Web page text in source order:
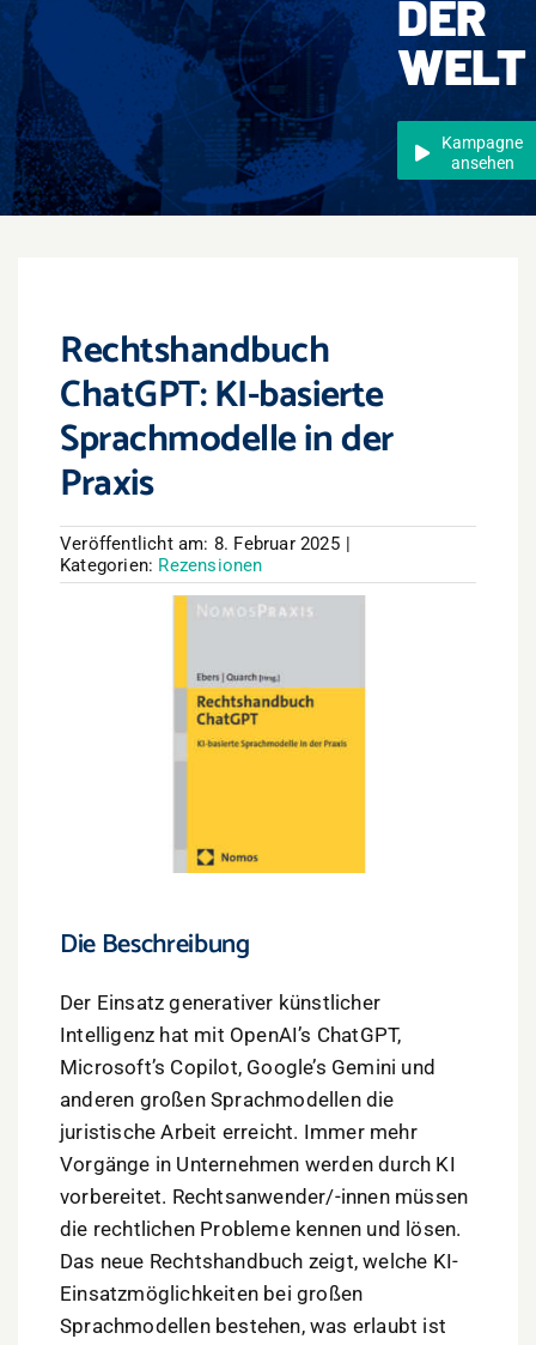
Events
Überregional
Jobs
Newsletter
DER
WELT
Kampagne
ansehen
Rechtshandbuch
ChatGPT: KI-basierte
Sprachmodelle in der
Praxis
Veröffentlicht am: 8. Februar 2025 |
Kategorien: Rezensionen
Die Beschreibung
Der Einsatz generativer künstlicher
Intelligenz hat mit OpenAI’s ChatGPT,
Microsoft’s Copilot, Google’s Gemini und
anderen großen Sprachmodellen die
juristische Arbeit erreicht. Immer mehr
Vorgänge in Unternehmen werden durch KI
vorbereitet. Rechtsanwender/-innen müssen
die rechtlichen Probleme kennen und lösen.
Das neue Rechtshandbuch zeigt, welche KI-
Einsatzmöglichkeiten bei großen
Sprachmodellen bestehen, was erlaubt ist